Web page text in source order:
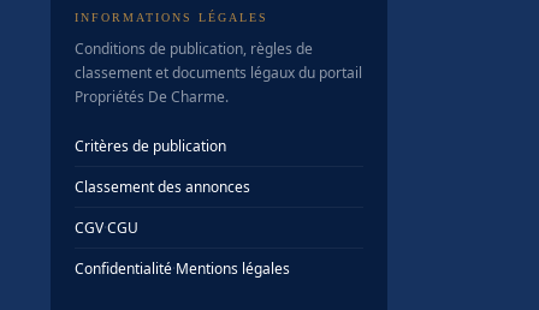
INFORMATIONS LÉGALES
Conditions de publication, règles de
classement et documents légaux du portail
Propriétés De Charme.
Critères de publication
Classement des annonces
CGV·CGU
Confidentialité·Mentions légales